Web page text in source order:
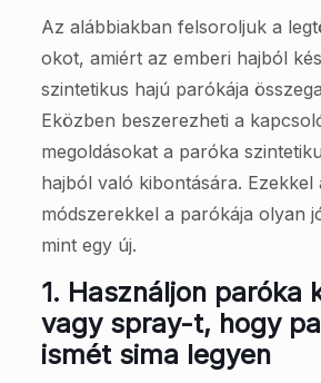
Az alábbiakban felsoroljuk a
okot, amiért az emberi hajból
szintetikus hajú parókája
Eközben beszerezheti a
megoldásokat a paróka
hajból való kibontására. Ezekkel
módszerekkel a parókája olyan
mint egy új.
1. Használjon paróka
vagy spray-t, hogy
ismét sima legyen